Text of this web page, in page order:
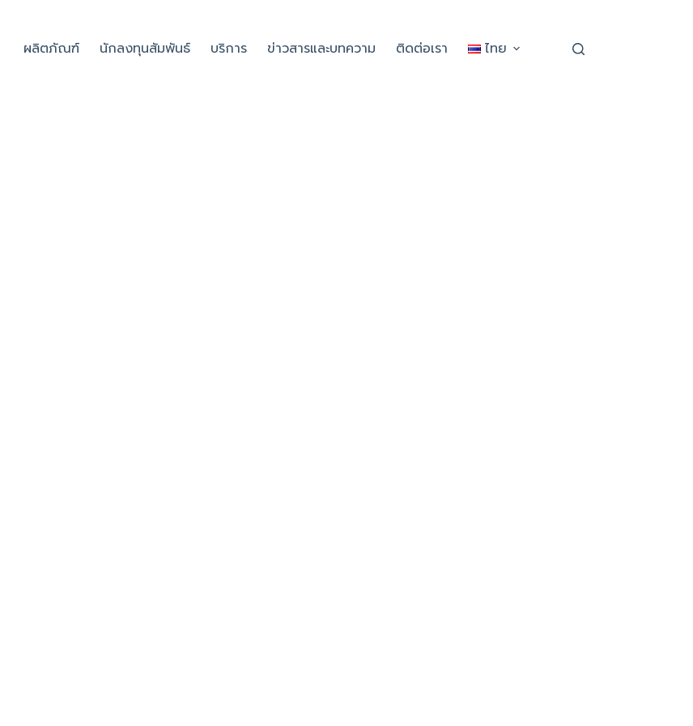
ผลิตภัณฑ์ นักลงทุนสัมพันธ์ บริการ ข่าวสารและบทความ ติดต่อเรา ไทย